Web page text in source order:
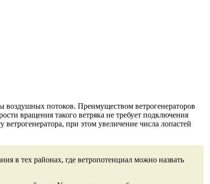
воздушных потоков. Преимуществом ветрогенераторов
вращения такого ветряка не требует подключения
при этом увеличение числа лопастей
в тех районах, где ветропотенциал можно назвать